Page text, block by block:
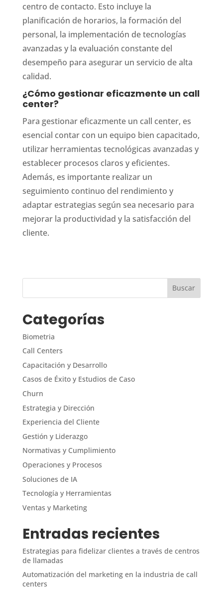
centro de contacto. Esto incluye la
planificación de horarios, la formación del
personal, la implementación de tecnologías
avanzadas y la evaluación constante del
desempeño para asegurar un servicio de alta
calidad.
¿Cómo gestionar eficazmente un call
center?
Para gestionar eficazmente un call center, es
esencial contar con un equipo bien capacitado,
utilizar herramientas tecnológicas avanzadas y
establecer procesos claros y eficientes.
Además, es importante realizar un
seguimiento continuo del rendimiento y
adaptar estrategias según sea necesario para
mejorar la productividad y la satisfacción del
cliente.
Categorías
Biometria
Call Centers
Capacitación y Desarrollo
Casos de Éxito y Estudios de Caso
Churn
Estrategia y Dirección
Experiencia del Cliente
Gestión y Liderazgo
Normativas y Cumplimiento
Operaciones y Procesos
Soluciones de IA
Tecnología y Herramientas
Ventas y Marketing
Entradas recientes
Estrategias para fidelizar clientes a través de centros
de llamadas
Automatización del marketing en la industria de call
centers